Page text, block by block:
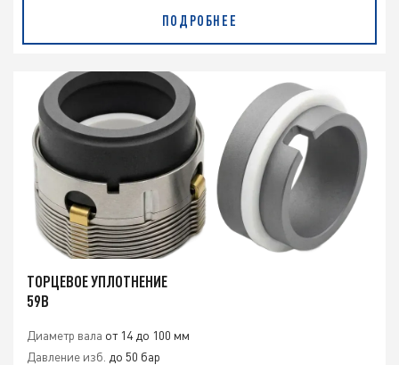
ПОДРОБНЕЕ
ТОРЦЕВОЕ УПЛОТНЕНИЕ
59B
Диаметр вала от 14 до 100 мм
Давление изб. до 50 бар